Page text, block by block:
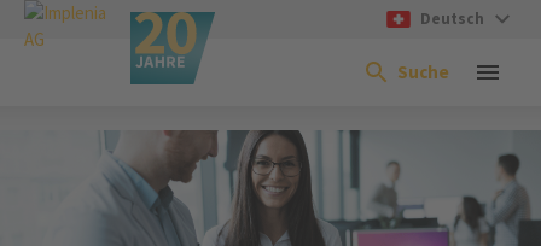
Deutsch
Suche